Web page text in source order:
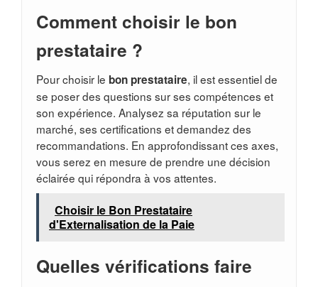
Comment choisir le bon
prestataire ?
Pour choisir le bon prestataire, il est essentiel de
se poser des questions sur ses compétences et
son expérience. Analysez sa réputation sur le
marché, ses certifications et demandez des
recommandations. En approfondissant ces axes,
vous serez en mesure de prendre une décision
éclairée qui répondra à vos attentes.
Choisir le Bon Prestataire
d'Externalisation de la Paie
Quelles vérifications faire